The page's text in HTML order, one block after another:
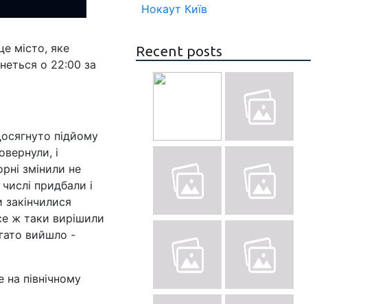
місто, яке
о 22:00 за
підйому
і
змінили не
придбали і
ж таки вирішили
вийшло -
північному
Нокаут Київ
Recent posts